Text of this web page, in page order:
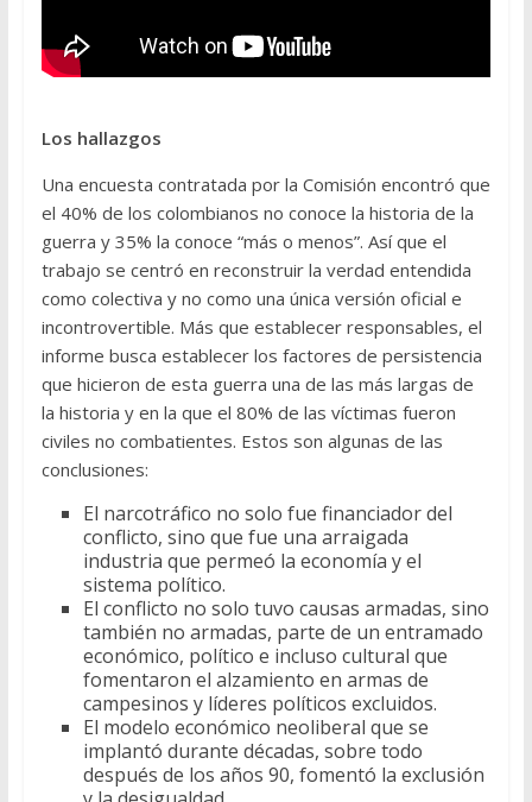
Los hallazgos
Una encuesta contratada por la Comisión encontró que
el 40% de los colombianos no conoce la historia de la
guerra y 35% la conoce “más o menos”. Así que el
trabajo se centró en reconstruir la verdad entendida
como colectiva y no como una única versión oficial e
incontrovertible. Más que establecer responsables, el
informe busca establecer los factores de persistencia
que hicieron de esta guerra una de las más largas de
la historia y en la que el 80% de las víctimas fueron
civiles no combatientes. Estos son algunas de las
conclusiones:
El narcotráfico no solo fue financiador del
conflicto, sino que fue una arraigada
industria que permeó la economía y el
sistema político.
El conflicto no solo tuvo causas armadas, sino
también no armadas, parte de un entramado
económico, político e incluso cultural que
fomentaron el alzamiento en armas de
campesinos y líderes políticos excluidos.
El modelo económico neoliberal que se
implantó durante décadas, sobre todo
después de los años 90, fomentó la exclusión